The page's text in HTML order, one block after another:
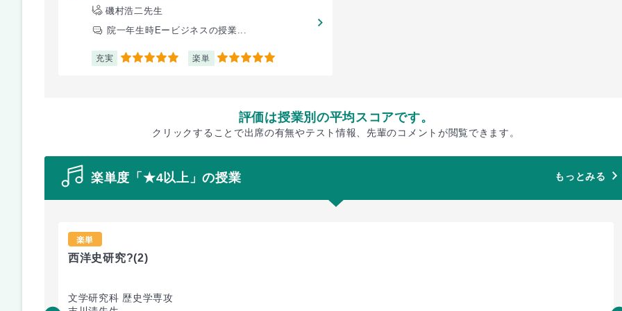
磯村浩二先生
院一年生時Eービジネスの授業...
充実 5 楽単 5
評価は授業別の平均スコアです。
クリックすることで出席の有無やテスト情報、先輩のコメントが閲覧できます。
楽単度「★4以上」の授業 もっとみる
楽単
西洋史研究?(2)
文学研究科 歴史学専攻